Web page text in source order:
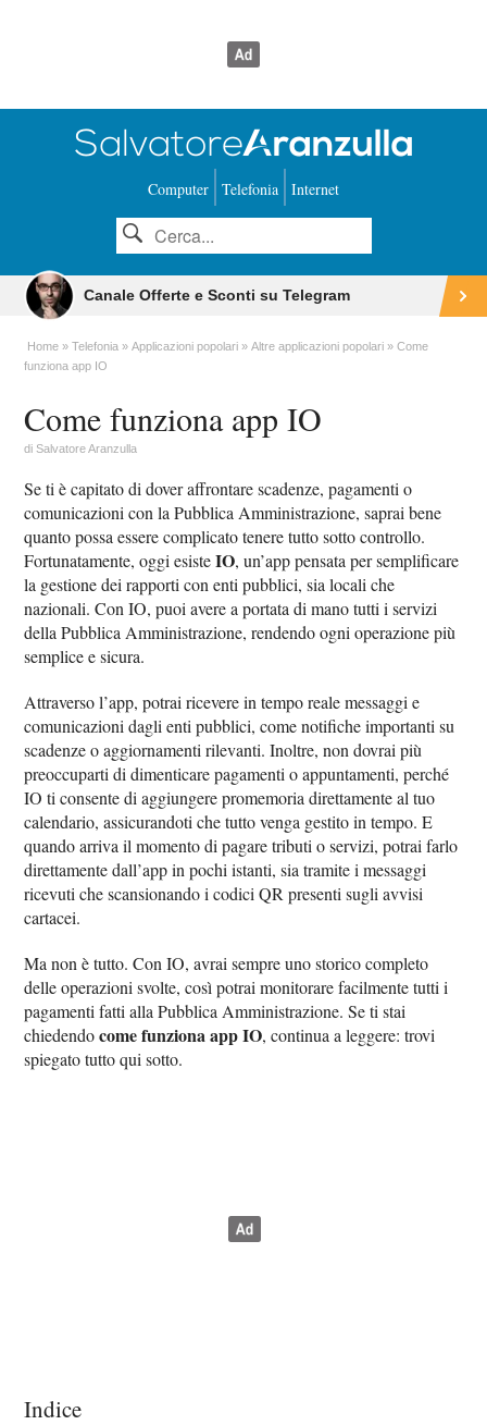
Computer Telefonia Internet
Canale Offerte e Sconti su Telegram
Home Telefonia Applicazioni popolari Altre applicazioni popolari
Come
funziona app IO
Come funziona app IO
diSalvatore Aranzulla
Se ti è capitato di dover affrontare scadenze, pagamenti o
comunicazioni con la Pubblica Amministrazione, saprai bene
quanto possa essere complicato tenere tutto sotto controllo.
Fortunatamente, oggi esisteIO, un’app pensata per semplificare
la gestione dei rapporti con enti pubblici, sia locali che
nazionali. Con IO, puoi avere a portata di mano tutti i servizi
della Pubblica Amministrazione, rendendo ogni operazione più
semplice e sicura.
Attraverso l’app, potrai ricevere in tempo reale messaggi e
comunicazioni dagli enti pubblici, come notifiche importanti su
scadenze o aggiornamenti rilevanti. Inoltre, non dovrai più
preoccuparti di dimenticare pagamenti o appuntamenti, perché
IO ti consente di aggiungere promemoria direttamente al tuo
calendario, assicurandoti che tutto venga gestito in tempo. E
quando arriva il momento di pagare tributi o servizi, potrai farlo
direttamente dall’app in pochi istanti, sia tramite i messaggi
ricevuti che scansionando i codici QR presenti sugli avvisi
cartacei.
Ma non è tutto. Con IO, avrai sempre uno storico completo
delle operazioni svolte, così potrai monitorare facilmente tutti i
pagamenti fatti alla Pubblica Amministrazione. Se ti stai
chiedendocome funziona app IO, continua a leggere: trovi
spiegato tutto qui sotto.
Indice